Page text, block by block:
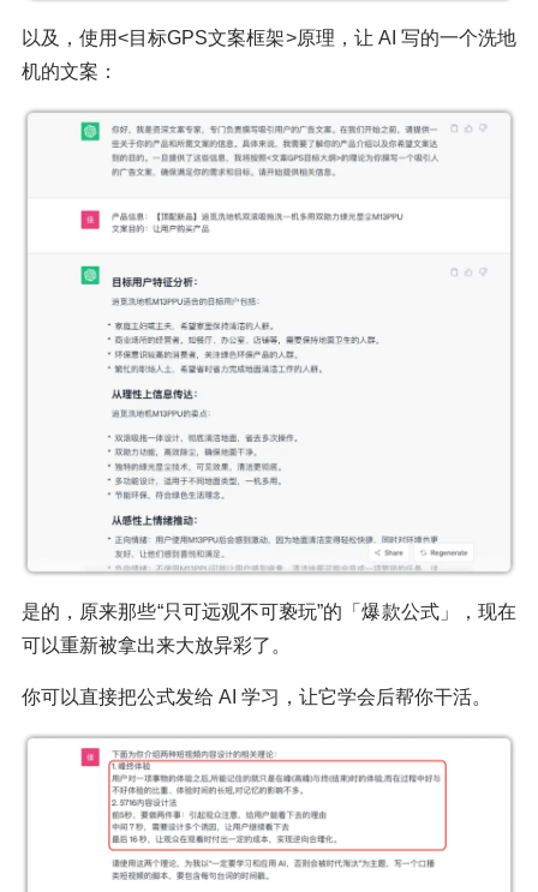
以及，使用<目标GPS文案框架>原理，让 AI 写的一个洗地
机的文案：
是的，原来那些“只可远观不可亵玩”的「爆款公式」，现在
可以重新被拿出来大放异彩了。
你可以直接把公式发给 AI 学习，让它学会后帮你干活。